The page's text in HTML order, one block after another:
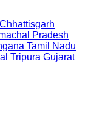
Chhattisgarh
Pradesh
Tamil Nadu
Tripura Gujarat